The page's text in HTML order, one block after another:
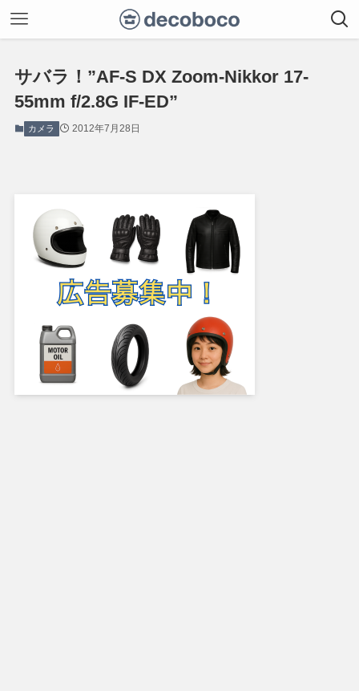
サバラ！”AF-S DX Zoom-Nikkor 17-
55mm f/2.8G IF-ED”
カメラ 2012年7月28日